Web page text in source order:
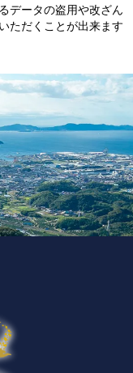
データの盗用や改ざん
ただくことが出来ます